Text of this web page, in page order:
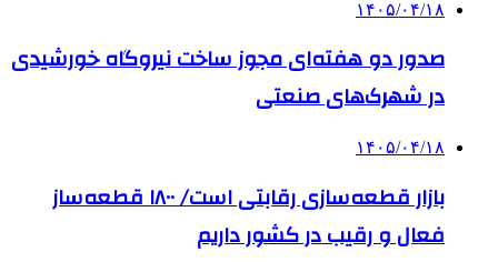
۱۴۰۵/۰۴/۱۸
صدور دو هفته‌ای مجوز ساخت نیروگاه خورشیدی
در شهرک‌های صنعتی
۱۴۰۵/۰۴/۱۸
بازار قطعه‌سازی رقابتی است/ ۱۸۰۰ قطعه‌ساز
فعال و رقیب در کشور داریم